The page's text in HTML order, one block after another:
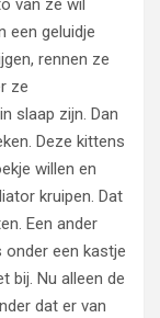
van ze wil
een geluidje
rennen ze
ze
slaap zijn. Dan
Deze kittens
willen en
kruipen. Dat
Een ander
onder een kastje
bij. Nu alleen de
dat er van